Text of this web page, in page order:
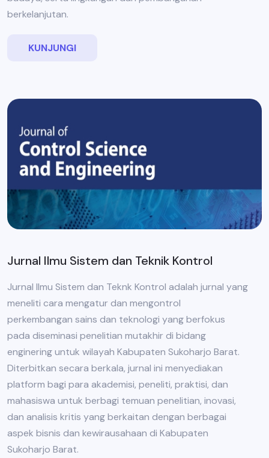
berkelanjutan.
KUNJUNGI
Jurnal Ilmu Sistem dan Teknik Kontrol
Jurnal Ilmu Sistem dan Teknk Kontrol adalah jurnal yang
meneliti cara mengatur dan mengontrol
perkembangan sains dan teknologi yang berfokus
pada diseminasi penelitian mutakhir di bidang
enginering untuk wilayah Kabupaten Sukoharjo Barat.
Diterbitkan secara berkala, jurnal ini menyediakan
platform bagi para akademisi, peneliti, praktisi, dan
mahasiswa untuk berbagi temuan penelitian, inovasi,
dan analisis kritis yang berkaitan dengan berbagai
aspek bisnis dan kewirausahaan di Kabupaten
Sukoharjo Barat.